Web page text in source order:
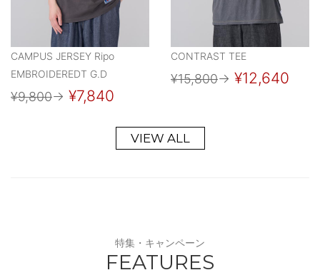
CAMPUS JERSEY Ripo
EMBROIDEREDT G.D
¥9,800→ ¥7,840
CONTRAST TEE
¥15,800→ ¥12,640
VIEW ALL
特集・キャンペーン
FEATURES